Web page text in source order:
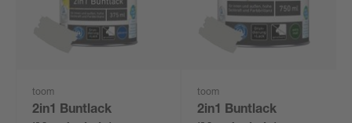
toom
2in1 Buntlack
toom
2in1 Buntlack